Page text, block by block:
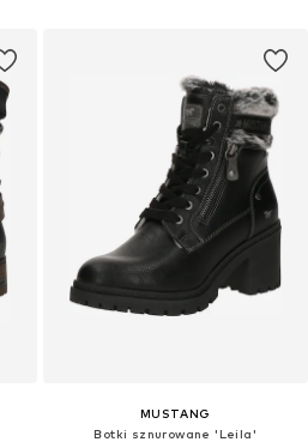
MUSTANG
Botki sznurowane 'Leila'